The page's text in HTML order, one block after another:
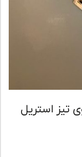
استریل